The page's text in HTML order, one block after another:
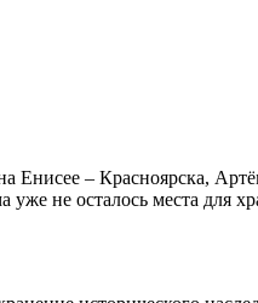
Енисее – Красноярска,
уже не осталось места